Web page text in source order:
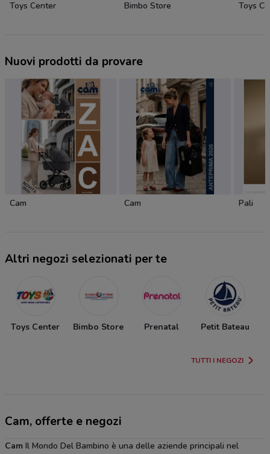
Toys Center Bimbo Store Toys
Nuovi prodotti da provare
Cam Cam Pali
Altri negozi selezionati per te
Toys Center Bimbo Store Prenatal Petit Bateau
TUTTI I NEGOZI
Cam, offerte e negozi
Cam Il Mondo Del Bambino è una delle aziende principali nel